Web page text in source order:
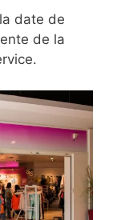
date de
de la